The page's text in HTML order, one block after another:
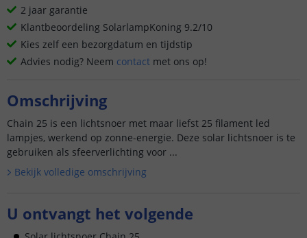
2 jaar garantie
Klantbeoordeling SolarlampKoning 9.2/10
Kies zelf een bezorgdatum en tijdstip
Advies nodig? Neem contact met ons op!
Omschrijving
Chain 25 is een lichtsnoer met maar liefst 25 filament led
lampjes, werkend op zonne-energie. Deze solar lichtsnoer is te
gebruiken als sfeerverlichting voor ...
Bekijk volledige omschrijving
U ontvangt het volgende